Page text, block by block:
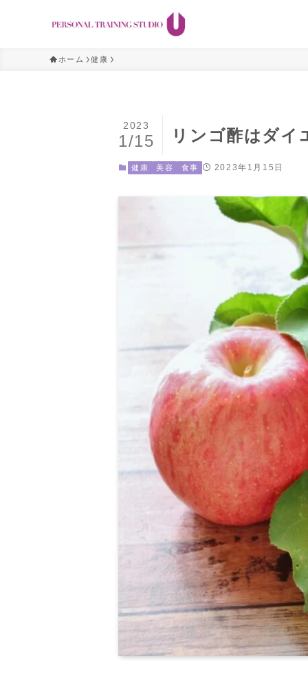
ホーム 健康
リンゴ酢はダイ
2023
1/15
健康 美容 食事 2023年1月15日